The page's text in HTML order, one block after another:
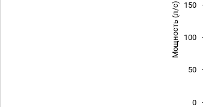
Мощность (л/с)
0
50
100
150